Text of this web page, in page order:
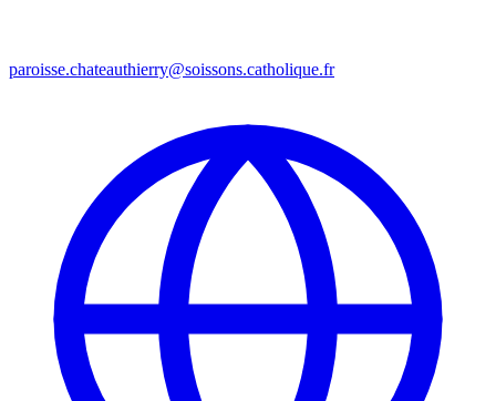
paroisse.chateauthierry@soissons.catholique.fr